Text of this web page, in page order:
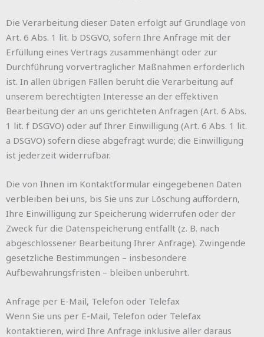
Die Verarbeitung dieser Daten erfolgt auf Grundlage von
Art. 6 Abs. 1 lit. b DSGVO, sofern Ihre Anfrage mit der
Erfüllung eines Vertrags zusammenhängt oder zur
Durchführung vorvertraglicher Maßnahmen erforderlich
ist. In allen übrigen Fällen beruht die Verarbeitung auf
unserem berechtigten Interesse an der effektiven
Bearbeitung der an uns gerichteten Anfragen (Art. 6 Abs.
1 lit. f DSGVO) oder auf Ihrer Einwilligung (Art. 6 Abs. 1 lit.
a DSGVO) sofern diese abgefragt wurde; die Einwilligung
ist jederzeit widerrufbar.
Die von Ihnen im Kontaktformular eingegebenen Daten
verbleiben bei uns, bis Sie uns zur Löschung auffordern,
Ihre Einwilligung zur Speicherung widerrufen oder der
Zweck für die Datenspeicherung entfällt (z. B. nach
abgeschlossener Bearbeitung Ihrer Anfrage). Zwingende
gesetzliche Bestimmungen – insbesondere
Aufbewahrungsfristen – bleiben unberührt.
Anfrage per E-Mail, Telefon oder Telefax
Wenn Sie uns per E-Mail, Telefon oder Telefax
kontaktieren, wird Ihre Anfrage inklusive aller daraus